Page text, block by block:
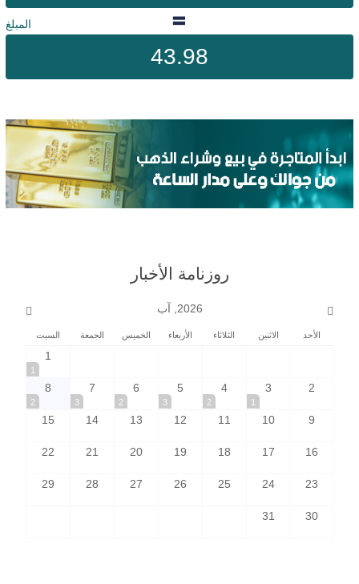
المبلغ
43.98
روزنامة الأخبار
2026, آب
الأحد الاثنين الثلاثاء الأربعاء الخميس الجمعة السبت
1
1
2
3
1
4
2
5
3
6
2
7
3
8
2
9
10
11
12
13
14
15
16
17
18
19
20
21
22
23
24
25
26
27
28
29
30
31